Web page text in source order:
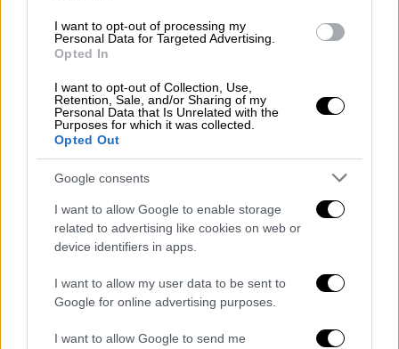
I want to opt-out of processing my
Personal Data for Targeted Advertising.
Opted In
I want to opt-out of Collection, Use,
Retention, Sale, and/or Sharing of my
Personal Data that Is Unrelated with the
Purposes for which it was collected.
Opted Out
Google consents
I want to allow Google to enable storage
related to advertising like cookies on web or
device identifiers in apps.
I want to allow my user data to be sent to
Google for online advertising purposes.
I want to allow Google to send me
Η γυναίκα είχε ραμένα τα χείλη της και όπως
γι΄αυτό ήταν η συγκάτοικός της σε
διαμέρισμα της πόλης Κόγκα.
Οι Αρχές αναζήτησαν και τελικά συνέλαβαν
τη Μασάι Σακουράι ανακοινώνοντας ότι
φέρεται να έραψε με βελόνα και κλωστή τα
χείλη της συγκατοίκου τηςμετά από έντονο
καβγά που είχαν οι δύο τους
Η αστυνομία εξακολουθεί να ερευνά την
καταγγελία καθώς και πληροφορία ότι στο
σπίτι ήταν παρών και τρίτο πρόσωπο.